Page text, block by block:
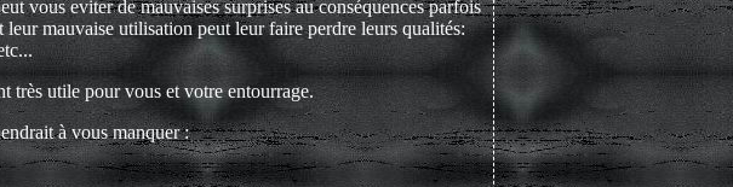
vous eviter de mauvaises surprises au conséquences parfois
mauvaise utilisation peut leur faire perdre leurs qualités:
très utile pour vous et votre entourrage.
à vous manquer :